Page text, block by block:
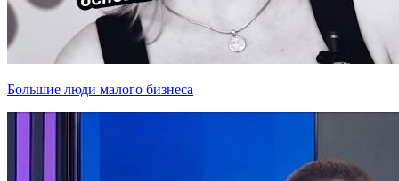
Большие люди малого бизнеса